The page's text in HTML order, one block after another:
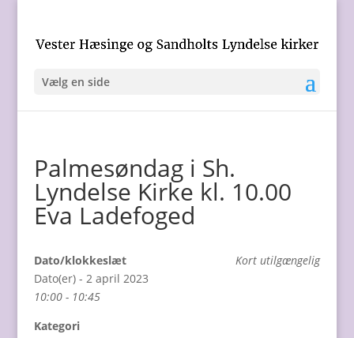
Vælg en side
Palmesøndag i Sh.
Lyndelse Kirke kl. 10.00
Eva Ladefoged
Kort utilgængelig
Dato/klokkeslæt
Dato(er) - 2 april 2023
10:00 - 10:45
Kategori